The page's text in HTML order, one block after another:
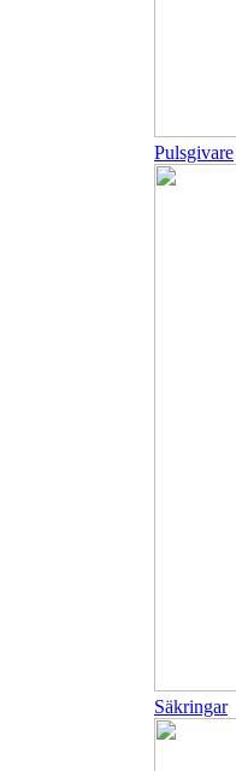
Pulsgivare
Säkringar